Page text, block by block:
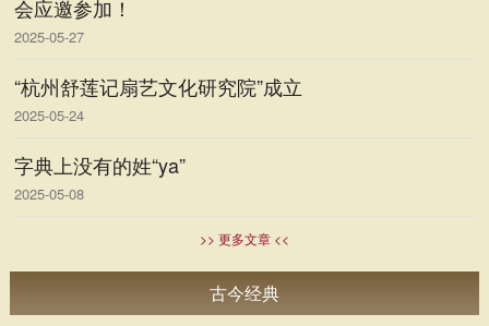
会应邀参加！
2025-05-27
“杭州舒莲记扇艺文化研究院”成立
2025-05-24
字典上没有的姓“ya”
2025-05-08
>> 更多文章 <<
古今经典